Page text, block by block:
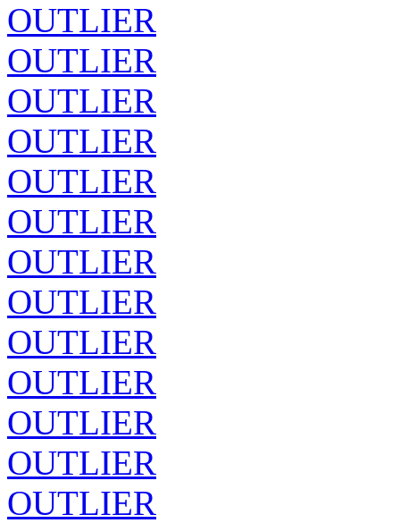
OUTLIER
OUTLIER
OUTLIER
OUTLIER
OUTLIER
OUTLIER
OUTLIER
OUTLIER
OUTLIER
OUTLIER
OUTLIER
OUTLIER
OUTLIER